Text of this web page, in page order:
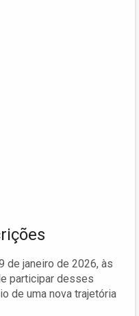
de janeiro de 2026, às
participar desses
de uma nova trajetória